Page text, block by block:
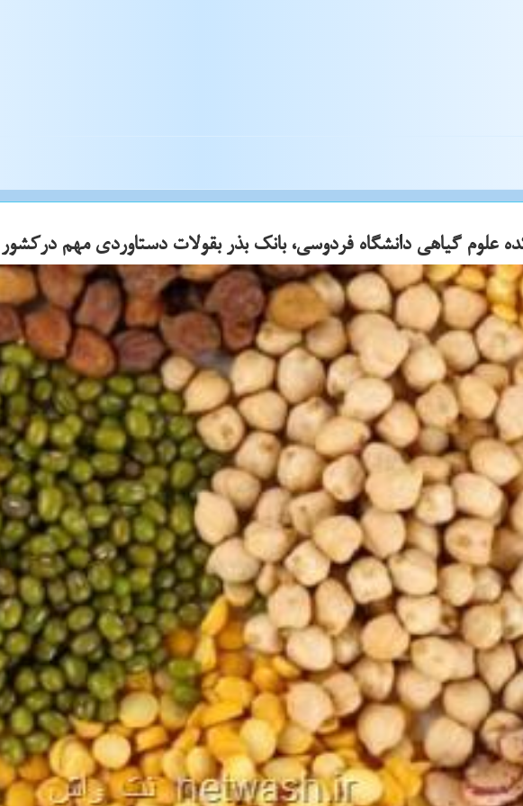
علوم گیاهی دانشگاه فردوسی، بانك بذر بقولات دستاوردی مهم دركشور